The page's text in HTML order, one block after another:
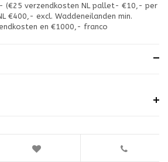
(€25 verzendkosten NL pallet- €10,- per
€400,- excl. Waddeneilanden min.
en €1000,- franco